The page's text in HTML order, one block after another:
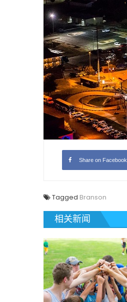
Share on Facebook
Tagged Branson
相关新闻